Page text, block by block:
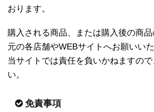
おります。
購入される商品、または購入後の商
元の各店舗やWEBサイトへお願いい
当サイトでは責任を負いかねますの
い。
免責事項